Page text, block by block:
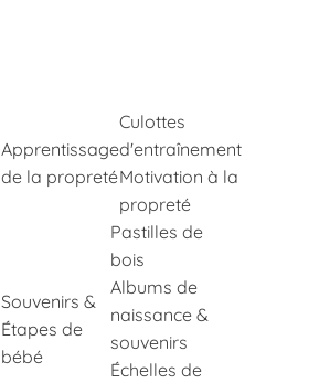
Apprentissage
de la propreté
Culottes
d'entraînement
Motivation à la
propreté
Souvenirs &
Étapes de
bébé
Pastilles de
bois
Albums de
naissance &
souvenirs
Échelles de